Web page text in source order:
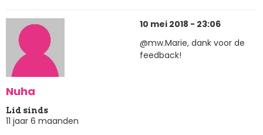
Nuha
Lid sinds
11 jaar 6 maanden
10 mei 2018 - 23:06
@mw.Marie, dank voor de
feedback!